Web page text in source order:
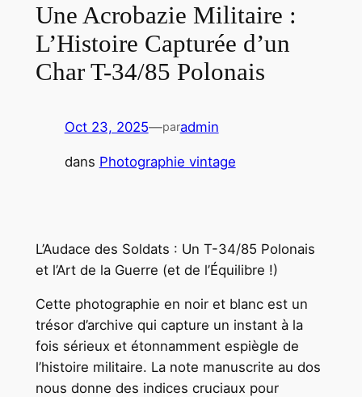
Une Acrobazie Militaire :
L’Histoire Capturée d’un
Char T-34/85 Polonais
Oct 23, 2025—paradmin
dans Photographie vintage
L’Audace des Soldats : Un T-34/85 Polonais
et l’Art de la Guerre (et de l’Équilibre !)
Cette photographie en noir et blanc est un
trésor d’archive qui capture un instant à la
fois sérieux et étonnamment espiègle de
l’histoire militaire. La note manuscrite au dos
nous donne des indices cruciaux pour